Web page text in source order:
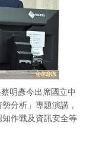
明彥今出席國立中
分析」專題演講，
作戰及資訊安全等